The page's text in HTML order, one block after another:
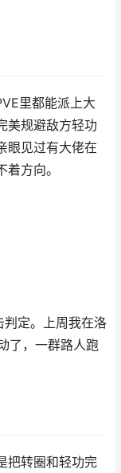
里都能派上大
美规避敌方轻功
眼见过有大佬在
方向。
定。上周我在洛
了，一群路人跑
把转圈和轻功完